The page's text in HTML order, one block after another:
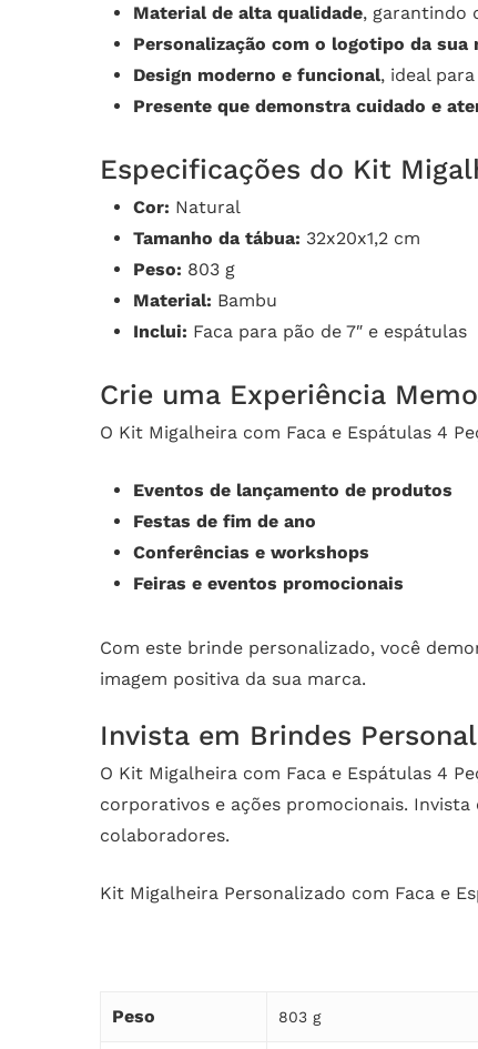
Material de alta qualidade, garantindo
Personalização com o logotipo da sua
Design moderno e funcional, ideal
Presente que demonstra cuidado e
Especificações do Kit
Cor: Natural
Tamanho da tábua: 32x20x1,2 cm
Peso: 803 g
Material: Bambu
Inclui: Faca para pão de 7″ e espátulas
Crie uma Experiência
O Kit Migalheira com Faca e Espátulas 4
Eventos de lançamento de produtos
Festas de fim de ano
Conferências e workshops
Feiras e eventos promocionais
Com este brinde personalizado, você
imagem positiva da sua marca.
Invista em Brindes
O Kit Migalheira com Faca e Espátulas 4
corporativos e ações promocionais.
colaboradores.
Kit Migalheira Personalizado com Faca e
Peso 803 g